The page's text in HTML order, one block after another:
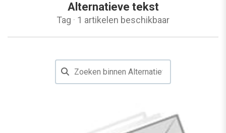
Alternatieve tekst
Tag · 1 artikelen beschikbaar